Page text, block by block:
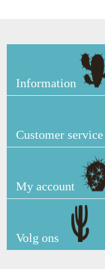
Information
Customer service
My account
Volg ons